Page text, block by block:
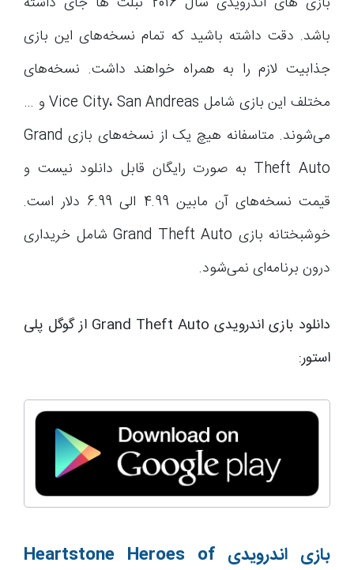
باشد. دقت داشته باشید که تمام نسخه‌های این بازی
جذابیت لازم را به همراه خواهند داشت. نسخه‌های
مختلف این بازی شامل Vice City، San Andreas و …
می‌شوند. متاسفانه هیچ یک از نسخه‌های بازی Grand
Theft Auto به صورت رایگان قابل دانلود نیست و
قیمت نسخه‌های آن مابین 4.99 الی 6.99 دلار است.
خوشبختانه بازی Grand Theft Auto شامل خریداری
درون برنامه‌ای نمی‌شود.
دانلود بازی اندرویدی Grand Theft Auto از گوگل پلی
استور:
بازی اندرویدی Heartstone Heroes of